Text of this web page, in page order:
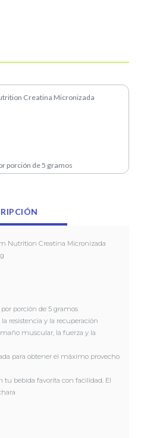
Creatina Micronizada
porción de 5 gramos
bebida favorita con facilidad. El
Nutrition Creatina Micronizada
porción de 5 gramos
resistencia y la recuperación
muscular, la fuerza y la
para obtener el máximo provecho
tu bebida favorita con facilidad. El